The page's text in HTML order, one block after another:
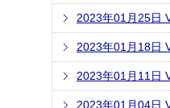
2023年01月25日
2023年01月18日
2023年01月11日
2023年01月04日